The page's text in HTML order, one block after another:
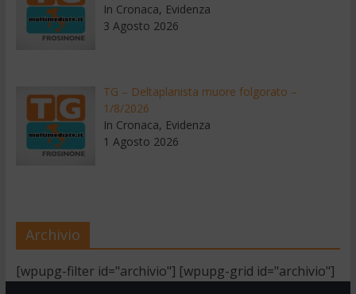
In Cronaca, Evidenza
3 Agosto 2026
TG – Deltaplanista muore folgorato –
1/8/2026
In Cronaca, Evidenza
1 Agosto 2026
Archivio
[wpupg-filter id="archivio"] [wpupg-grid id="archivio"]